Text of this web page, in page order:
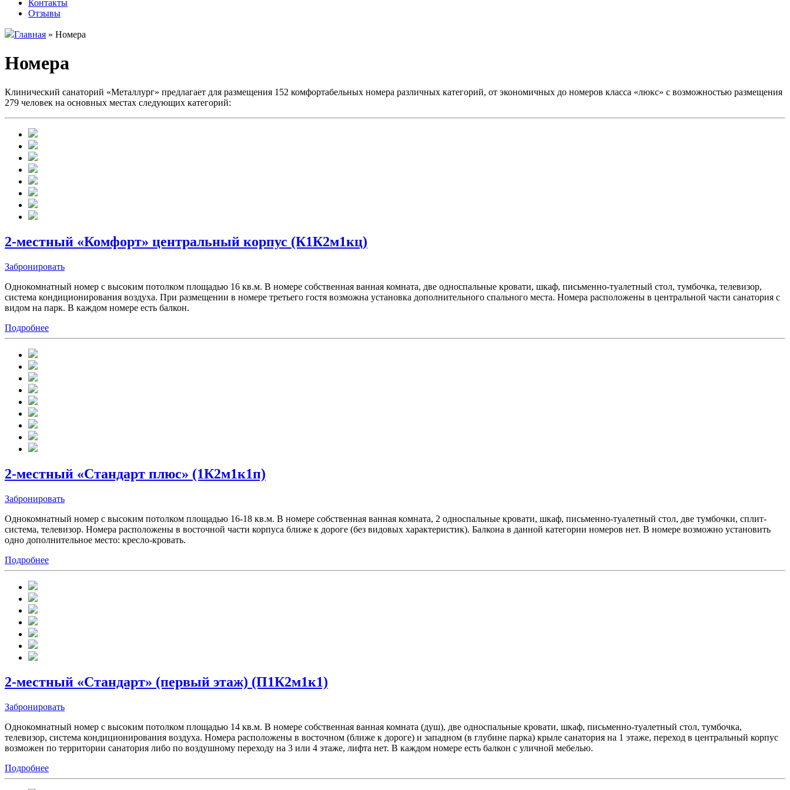
Контакты
Отзывы
Главная » Номера
Номера
Клинический санаторий «Металлург» предлагает для размещения 152 комфортабельных номера различных категорий, от экономичных до номеров класса «люкс» с возможностью размещения
279 человек на основных местах следующих категорий:
2-местный «Комфорт» центральный корпус (К1К2м1кц)
Забронировать
Однокомнатный номер с высоким потолком площадью 16 кв.м. В номере собственная ванная комната, две односпальные кровати, шкаф, письменно-туалетный стол, тумбочка, телевизор,
система кондиционирования воздуха. При размещении в номере третьего гостя возможна установка дополнительного спального места. Номера расположены в центральной части санатория с
видом на парк. В каждом номере есть балкон.
Подробнее
2-местный «Стандарт плюс» (1К2м1к1п)
Забронировать
Однокомнатный номер с высоким потолком площадью 16-18 кв.м. В номере собственная ванная комната, 2 односпальные кровати, шкаф, письменно-туалетный стол, две тумбочки, сплит-
система, телевизор. Номера расположены в восточной части корпуса ближе к дороге (без видовых характеристик). Балкона в данной категории номеров нет. В номере возможно установить
одно дополнительное место: кресло-кровать.
Подробнее
2-местный «Стандарт» (первый этаж) (П1К2м1к1)
Забронировать
Однокомнатный номер с высоким потолком площадью 14 кв.м. В номере собственная ванная комната (душ), две односпальные кровати, шкаф, письменно-туалетный стол, тумбочка,
телевизор, система кондиционирования воздуха. Номера расположены в восточном (ближе к дороге) и западном (в глубине парка) крыле санатория на 1 этаже, переход в центральный корпус
возможен по территории санатория либо по воздушному переходу на 3 или 4 этаже, лифта нет. В каждом номере есть балкон с уличной мебелью.
Подробнее